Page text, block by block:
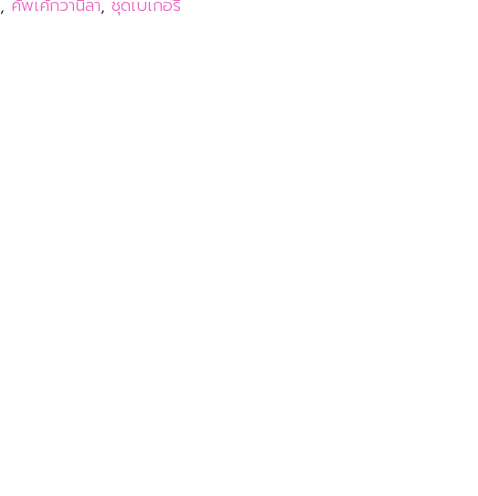
, คัพเค้กวานิลา, ชุดเบเกอรี่